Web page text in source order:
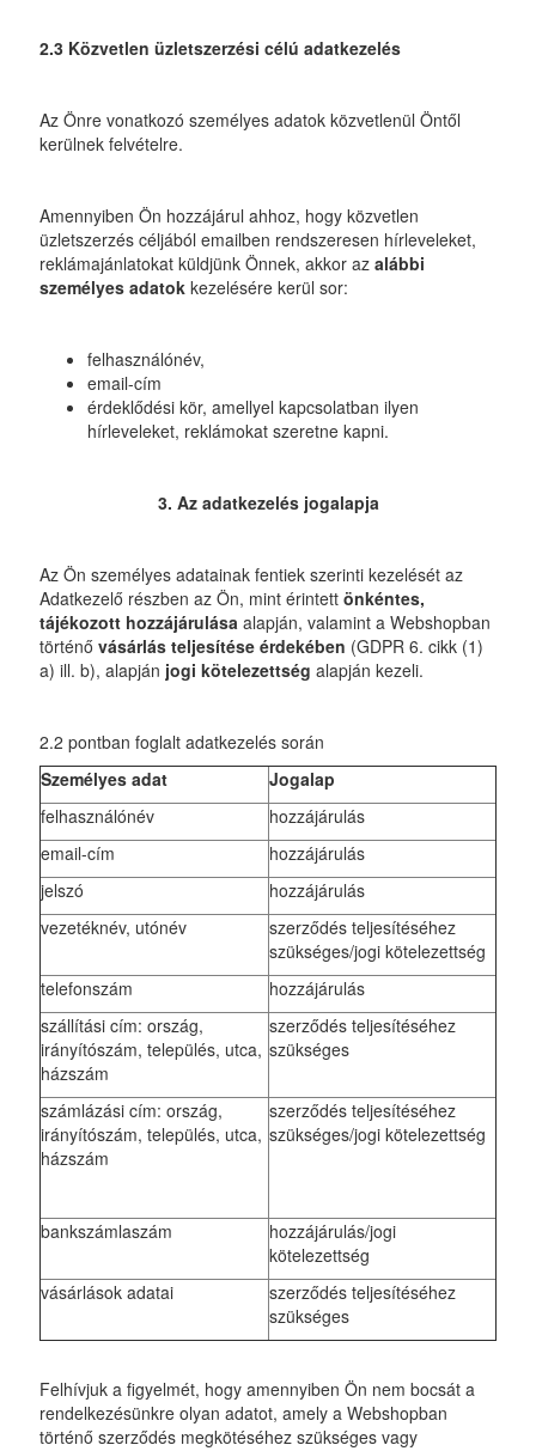
2.3 Közvetlen üzletszerzési célú adatkezelés
Az Önre vonatkozó személyes adatok közvetlenül Öntől
kerülnek felvételre.
Amennyiben Ön hozzájárul ahhoz, hogy közvetlen
üzletszerzés céljából emailben rendszeresen hírleveleket,
reklámajánlatokat küldjünk Önnek, akkor az alábbi
személyes adatok kezelésére kerül sor:
felhasználónév,
email-cím
érdeklődési kör, amellyel kapcsolatban ilyen
hírleveleket, reklámokat szeretne kapni.
3. Az adatkezelés jogalapja
Az Ön személyes adatainak fentiek szerinti kezelését az
Adatkezelő részben az Ön, mint érintett önkéntes,
tájékozott hozzájárulása alapján, valamint a Webshopban
történő vásárlás teljesítése érdekében (GDPR 6. cikk (1)
a) ill. b), alapján jogi kötelezettség alapján kezeli.
2.2 pontban foglalt adatkezelés során
Személyes adat
Jogalap
felhasználónév
hozzájárulás
email-cím
hozzájárulás
jelszó
hozzájárulás
vezetéknév, utónév
szerződés teljesítéséhez
szükséges/jogi kötelezettség
telefonszám
hozzájárulás
szállítási cím: ország,
irányítószám, település, utca,
házszám
szerződés teljesítéséhez
szükséges
számlázási cím: ország,
irányítószám, település, utca,
házszám
szerződés teljesítéséhez
szükséges/jogi kötelezettség
bankszámlaszám
hozzájárulás/jogi
kötelezettség
vásárlások adatai
szerződés teljesítéséhez
szükséges
Felhívjuk a figyelmét, hogy amennyiben Ön nem bocsát a
rendelkezésünkre olyan adatot, amely a Webshopban
történő szerződés megkötéséhez szükséges vagy